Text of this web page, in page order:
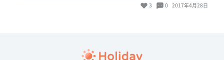
3 0 2017年4月28日